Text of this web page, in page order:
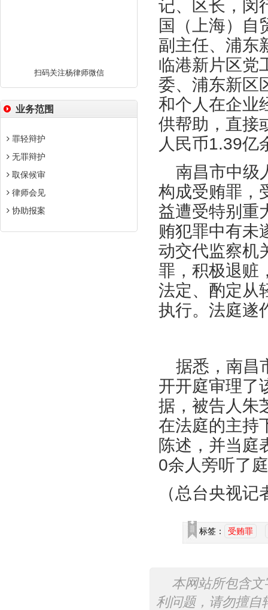
扫码关注杨律师微信
业务范围
罪轻辩护
无罪辩护
取保候审
律师会见
协助报案
记、区长，闵
国（上海）自
副主任、浦东
临港新片区党
委、浦东新区
和个人在企业
供帮助，直接
人民币1.39亿
南昌市中级
构成受贿罪，
益遭受特别重
贿犯罪中有未
动交代监察机
罪，积极退赃
法定、酌定从
执行。法庭遂
据悉，南昌
开开庭审理了
据，被告人朱
在法庭的主持
陈述，并当庭
0余人旁听了
（总台央视
标签： 受贿罪
本网站所包含
利问题，请勿擅自